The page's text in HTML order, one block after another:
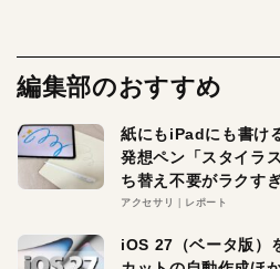
編集部のおすすめ
紙にもiPadにも書け
発想ペン「スタイラ
ち替え不要がラクす
アクセサリ レポート
iOS 27（ベータ版）